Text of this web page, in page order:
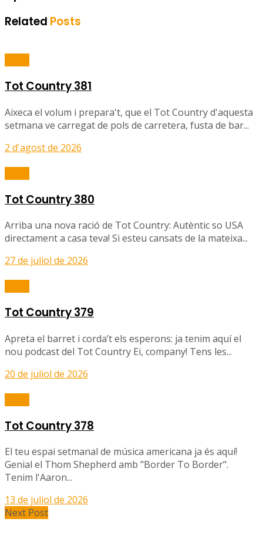
Related Posts
Tot Country 381
Aixeca el volum i prepara't, que el Tot Country d'aquesta
setmana ve carregat de pols de carretera, fusta de bar...
2 d'agost de 2026
Tot Country 380
Arriba una nova ració de Tot Country: Autèntic so USA
directament a casa teva! Si esteu cansats de la mateixa...
27 de juliol de 2026
Tot Country 379
Apreta el barret i corda’t els esperons: ja tenim aquí el
nou podcast del Tot Country Ei, company! Tens les...
20 de juliol de 2026
Tot Country 378
El teu espai setmanal de música americana ja és aquí!
Genial el Thom Shepherd amb "Border To Border".
Tenim l'Aaron...
13 de juliol de 2026
Next Post